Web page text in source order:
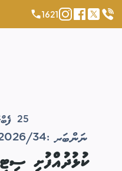
1621
25 ފެބްރުއަރީ 2026
ނަންބަރ :34
ކުޅުދުއްފުށި